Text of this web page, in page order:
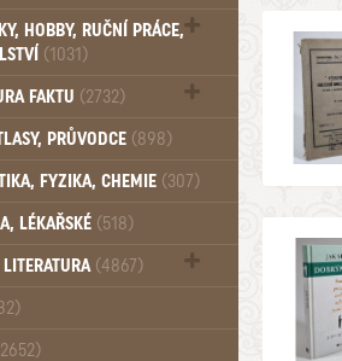
HOBBY, RUČNÍ PRÁCE,
(1031)
(102)
FAKTU (2732)
(503)PRŮVODCE (898)
FYZIKA, CHEMIE (307)
LÉKAŘSKÉ (518)
(4867)
zdraví životní styl (510)